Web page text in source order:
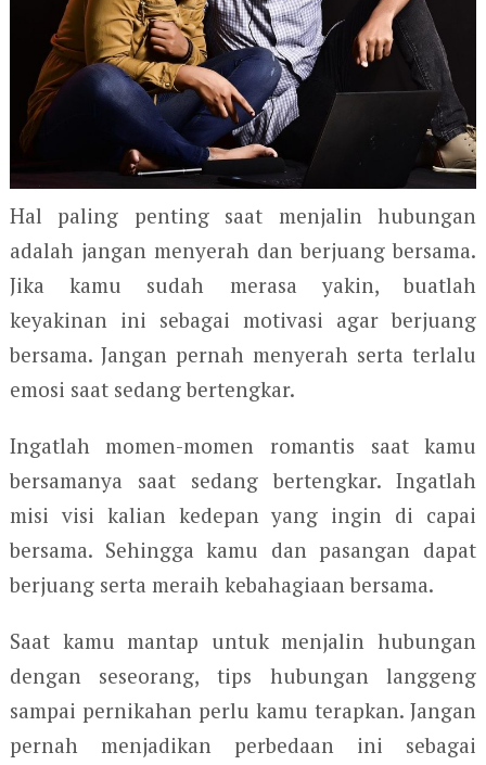
Hal paling penting saat menjalin hubungan
adalah jangan menyerah dan berjuang bersama.
Jika kamu sudah merasa yakin, buatlah
keyakinan ini sebagai motivasi agar berjuang
bersama. Jangan pernah menyerah serta terlalu
emosi saat sedang bertengkar.
Ingatlah momen-momen romantis saat kamu
bersamanya saat sedang bertengkar. Ingatlah
misi visi kalian kedepan yang ingin di capai
bersama. Sehingga kamu dan pasangan dapat
berjuang serta meraih kebahagiaan bersama.
Saat kamu mantap untuk menjalin hubungan
dengan seseorang, tips hubungan langgeng
sampai pernikahan perlu kamu terapkan. Jangan
pernah menjadikan perbedaan ini sebagai